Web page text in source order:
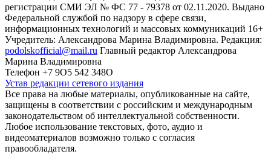
регистрации СМИ ЭЛ № ФС 77 - 79378 от 02.11.2020. Выдано
Федеральной службой по надзору в сфере связи,
информационных технологий и массовых коммуникаций 16+
Учредитель: Александрова Марина Владимировна. Редакция:
podolskofficial@mail.ru Главный редактор Александрова
Марина Владимировна
Телефон +7 9О5 542 348О
Устав редакции сетевого издания
Все права на любые материалы, опубликованные на сайте,
защищены в соответствии с российским и международным
законодательством об интеллектуальной собственности.
Любое использование текстовых, фото, аудио и
видеоматериалов возможно только с согласия
правообладателя.